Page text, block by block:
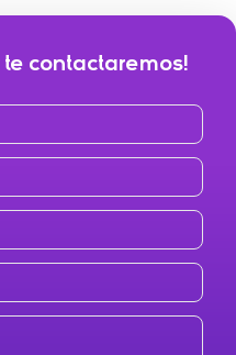
te contactaremos!